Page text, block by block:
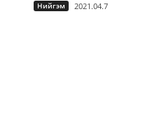
Нийгэм 2021.04.7